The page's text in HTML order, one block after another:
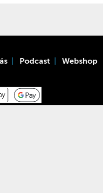
Podcast Webshop